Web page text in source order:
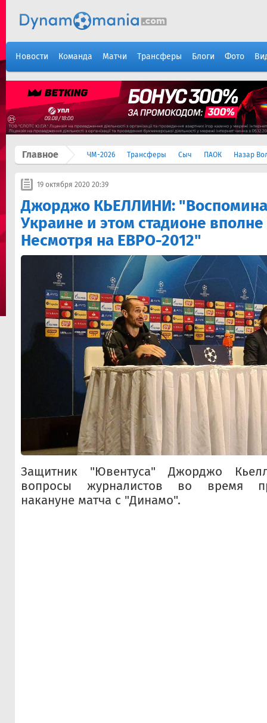
Новости Команда Матчи Трансферы Блоги Фото
Главное ЧМ-2026 Трансферы Сыч ПАОК Назар
19 октября 2020 20:39
Джорджо КЬЕЛЛИНИ:
Украине и этом стадионе
Несмотря на ЕВРО-2012"
Защитник "Ювентуса" Джорджо
вопросы журналистов во время
накануне матча с "Динамо".